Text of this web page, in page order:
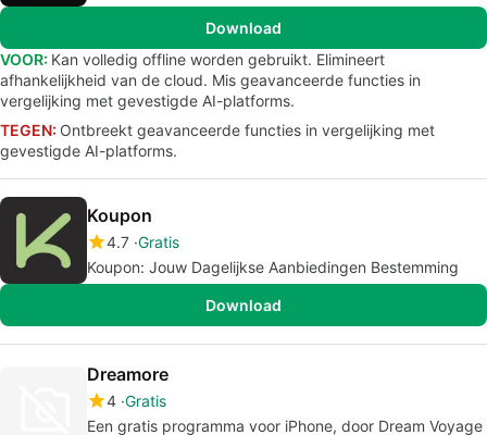
Download
VOOR: Kan volledig offline worden gebruikt. Elimineert
afhankelijkheid van de cloud. Mis geavanceerde functies in
vergelijking met gevestigde AI-platforms.
TEGEN: Ontbreekt geavanceerde functies in vergelijking met
gevestigde AI-platforms.
Koupon
4.7 Gratis
Koupon: Jouw Dagelijkse Aanbiedingen Bestemming
Download
Dreamore
4 Gratis
Een gratis programma voor iPhone, door Dream Voyage